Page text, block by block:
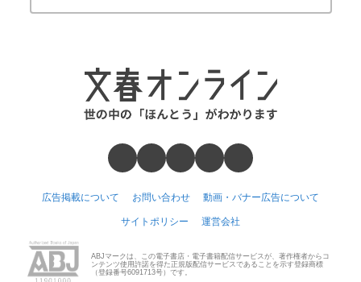
広告掲載について お問い合わせ 動画・バナー広告について
サイトポリシー 運営会社
ABJマークは、この電子書店・電子書籍配信サービスが、著作権者からコ
ンテンツ使用許諾を得た正規版配信サービスであることを示す登録商標
（登録番号6091713号）です。